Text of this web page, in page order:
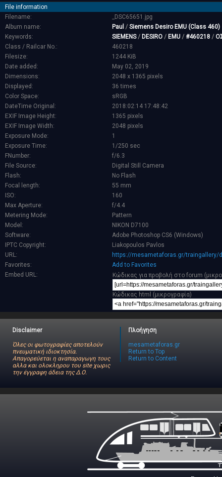
File information
Filename:
_DSC65651.jpg
Album name:
Paul / Siemens Desiro EMU (Class 460)
Keywords:
SIEMENS/ DESIRO / EMU / #460218 /
Class / Railcar No.:
460218
Filesize:
1244 KiB
Date added:
May 02, 2019
Dimensions:
2048 x 1365 pixels
Displayed:
36 times
Color Space:
sRGB
DateTime Original:
2018:02:14 17:48:42
EXIF Image Height:
1365 pixels
EXIF Image Width:
2048 pixels
Exposure Mode:
1
Exposure Time:
1/250 sec
FNumber:
f/6.3
File Source:
Digital Still Camera
Flash:
No Flash
Focal length:
55 mm
ISO:
160
Max Aperture:
f/4.4
Metering Mode:
Pattern
Model:
NIKON D7100
Software:
Adobe Photoshop CS6 (Windows)
IPTC Copyright:
Liakopoulos Pavlos
URL:
https://mesametaforas.gr/traingallery/
Favorites:
Add to Favorites
Embed URL:
Κώδικας για προβολή στο forum
Κώδικας html (μικρογραφία)
Disclaimer
Όλες οι φωτογραφίες αποτελούν
πνευματική ιδιοκτησία.
Απαγορεύεται η αναπαραγωγη τους
αλλα και ολοκληρου του site χωρις
την έγγραφη άδεια της Δ.Ο.
Πλοήγηση
mesametaforas.gr
Return to Top
Return to Content